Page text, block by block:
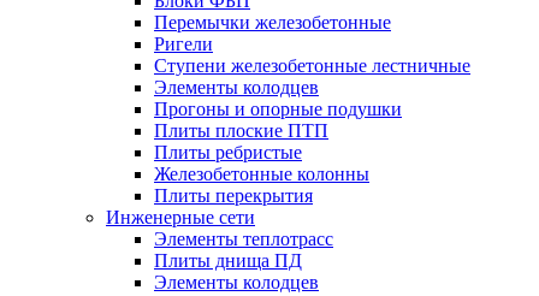
Перемычки железобетонные
Ригели
Ступени железобетонные лестничные
Элементы колодцев
Прогоны и опорные подушки
Плиты плоские ПТП
Плиты ребристые
Железобетонные колонны
Плиты перекрытия
Инженерные сети
Элементы теплотрасс
Плиты днища ПД
Элементы колодцев